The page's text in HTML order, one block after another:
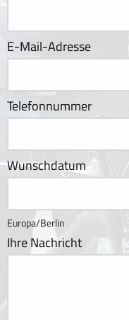
E-Mail-Adresse
Telefonnummer
Wunschdatum
Europa/Berlin
Ihre Nachricht